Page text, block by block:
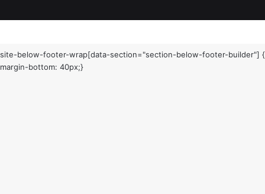
site-below-footer-wrap[data-section="section-below-footer-builder"] {
margin-bottom: 40px;}